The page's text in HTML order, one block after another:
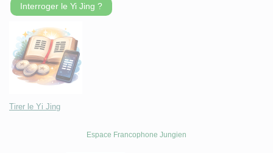
Interroger le Yi Jing ?
Tirer le Yi Jing
Espace Francophone Jungien